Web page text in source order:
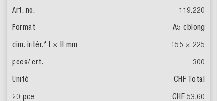
119.220
A5 oblong
155 × 225
300
CHF Total
CHF 53.60